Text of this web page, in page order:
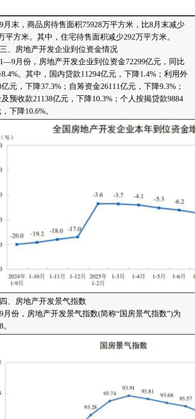
9月末，商品房待售面积75928万平方米，比8月末减少
平方米。其中，住宅待售面积减少292万平方米。
三、房地产开发企业到位资金情况
1—9月份，房地产开发企业到位资金72299亿元，同比
。其中，国内贷款11294亿元，下降1.4%；利用外
亿元，下降37.3%；自筹资金26111亿元，下降9.3%；
预收款21138亿元，下降10.3%；个人按揭贷款9884
下降10.6%。
四、房地产开发景气指数
9月份，房地产开发景气指数(简称“国房景气指数”)为